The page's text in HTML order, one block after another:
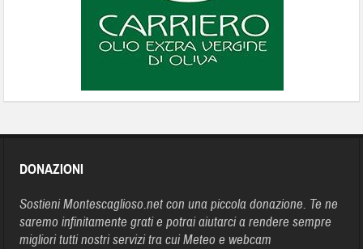
DONAZIONI
Sostieni Montescaglioso.net con una piccola donazione. Te ne
saremo infinitamente grati e potrai aiutarci a rendere sempre
migliori tutti nostri servizi tra cui Meteo e webcam